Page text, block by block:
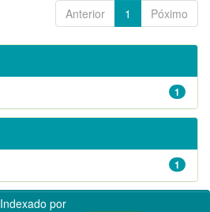
Anterior 1 Póximo
1
1
Indexado por